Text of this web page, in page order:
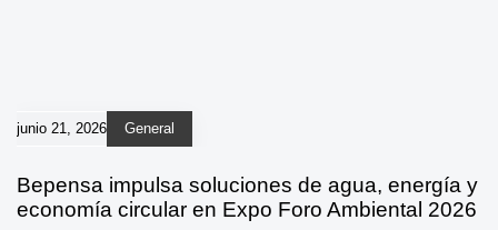
junio 21, 2026 General
Bepensa impulsa soluciones de agua, energía y
economía circular en Expo Foro Ambiental 2026